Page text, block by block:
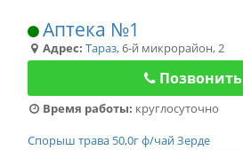
Аптека №1
Адрес: Тараз,6-й микрорайон, 2
Позвонить
Время работы: круглосуточно
Спорыш трава 50,0г ф/чай Зерде